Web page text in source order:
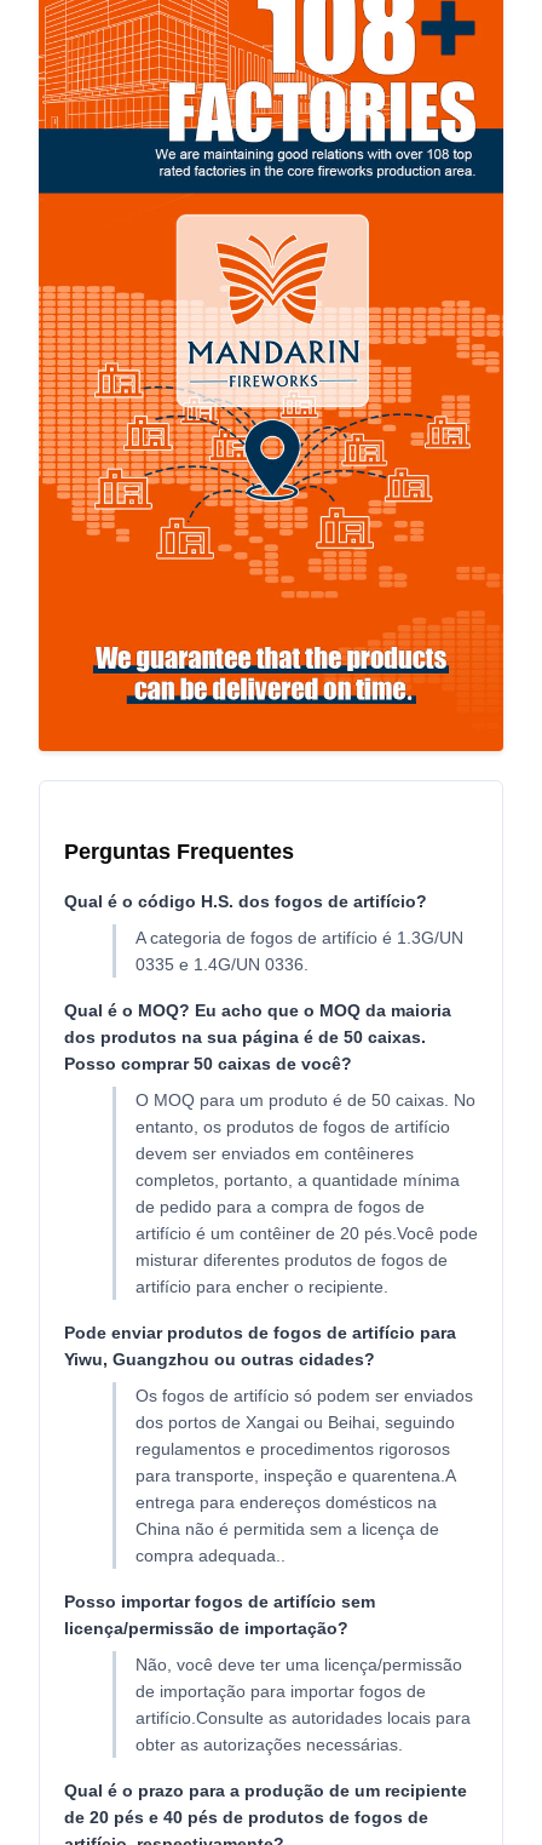
Perguntas Frequentes
Qual é o código H.S. dos fogos de artifício?
A categoria de fogos de artifício é 1.3G/UN
0335 e 1.4G/UN 0336.
Qual é o MOQ? Eu acho que o MOQ da maioria
dos produtos na sua página é de 50 caixas.
Posso comprar 50 caixas de você?
O MOQ para um produto é de 50 caixas. No
entanto, os produtos de fogos de artifício
devem ser enviados em contêineres
completos, portanto, a quantidade mínima
de pedido para a compra de fogos de
artifício é um contêiner de 20 pés.Você pode
misturar diferentes produtos de fogos de
artifício para encher o recipiente.
Pode enviar produtos de fogos de artifício para
Yiwu, Guangzhou ou outras cidades?
Os fogos de artifício só podem ser enviados
dos portos de Xangai ou Beihai, seguindo
regulamentos e procedimentos rigorosos
para transporte, inspeção e quarentena.A
entrega para endereços domésticos na
China não é permitida sem a licença de
compra adequada..
Posso importar fogos de artifício sem
licença/permissão de importação?
Não, você deve ter uma licença/permissão
de importação para importar fogos de
artifício.Consulte as autoridades locais para
obter as autorizações necessárias.
Qual é o prazo para a produção de um recipiente
de 20 pés e 40 pés de produtos de fogos de